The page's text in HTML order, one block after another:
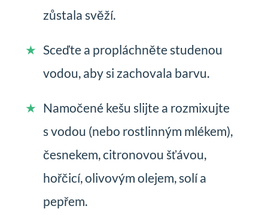
zůstala svěží.
Sceďte a propláchněte studenou
vodou, aby si zachovala barvu.
Namočené kešu slijte a rozmixujte
s vodou (nebo rostlinným mlékem),
česnekem, citronovou šťávou,
hořčicí, olivovým olejem, solí a
pepřem.